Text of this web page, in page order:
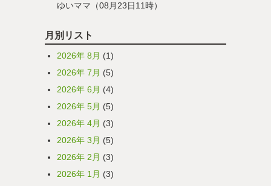
ゆいママ（08月23日11時）
月別リスト
2026年 8月 (1)
2026年 7月 (5)
2026年 6月 (4)
2026年 5月 (5)
2026年 4月 (3)
2026年 3月 (5)
2026年 2月 (3)
2026年 1月 (3)